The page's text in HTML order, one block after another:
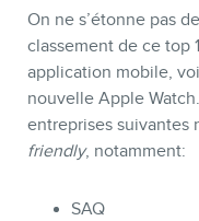
On ne s’étonne pas
classement de ce top
application mobile,
nouvelle Apple
entreprises suivantes
friendly, notamment:
SAQ